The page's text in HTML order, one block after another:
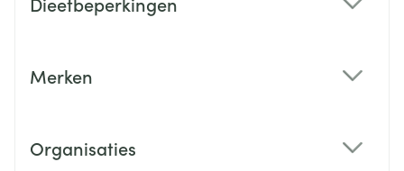
Merken
Organisaties